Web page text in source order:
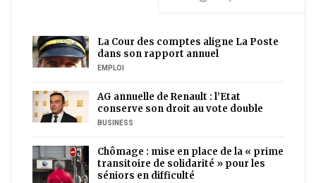
La Cour des comptes aligne La Poste
dans son rapport annuel
EMPLOI
AG annuelle de Renault : l’Etat
conserve son droit au vote double
BUSINESS
Chômage : mise en place de la « prime
transitoire de solidarité » pour les
séniors en difficulté